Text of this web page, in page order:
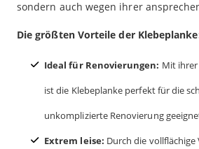
sondern auch wegen ihrer
Die größten Vorteile der
Ideal für Renovierungen: Mit
ist die Klebeplanke perfekt für die
unkomplizierte Renovierung
Extrem leise: Durch die